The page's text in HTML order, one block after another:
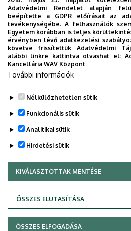
Dr. Pintér
Algebra és
Dr. Blahota
Nyíregyházi
Informatika Intézet
Legutóbbi frissítés: 2025. 11. 28. 09:29
Adatvédelem
Adatvédelmi Rendelet alapján
beépítette a GDPR előírásait az
tevékenységébe. A felhasználók
Egyetem korábban is teljes
érvényben lévő adatkezelési
követve frissítettük Adatvédelmi
alábbi linkre kattintva olvashat el:
Kancellária WAV Központ
További információk
Nélkülözhetetlen sütik
Funkcionális sütik
Analitikai sütik
Hirdetési sütik
KIVÁLASZTOTTAK MENTÉSE
ÖSSZES ELUTASÍTÁSA
WITHDRAW CONSENT
ÖSSZES ELFOGADÁSA